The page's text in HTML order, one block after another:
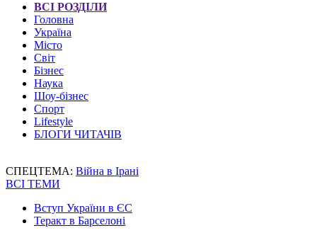
ВСІ РОЗДІЛИ
Головна
Україна
Місто
Світ
Бізнес
Наука
Шоу-бізнес
Спорт
Lifestyle
БЛОГИ ЧИТАЧІВ
СПЕЦТЕМА: Війна в Ірані
ВСІ ТЕМИ
Вступ України в ЄС
Теракт в Барселоні